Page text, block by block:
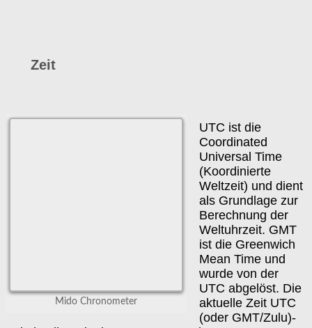
Zeit
Mido Chronometer
UTC ist die
Coordinated
Universal Time
(Koordinierte
Weltzeit) und dient
als Grundlage zur
Berechnung der
Weltuhrzeit. GMT
ist die Greenwich
Mean Time und
wurde von der
UTC abgelöst. Die
aktuelle Zeit UTC
(oder GMT/Zulu)-